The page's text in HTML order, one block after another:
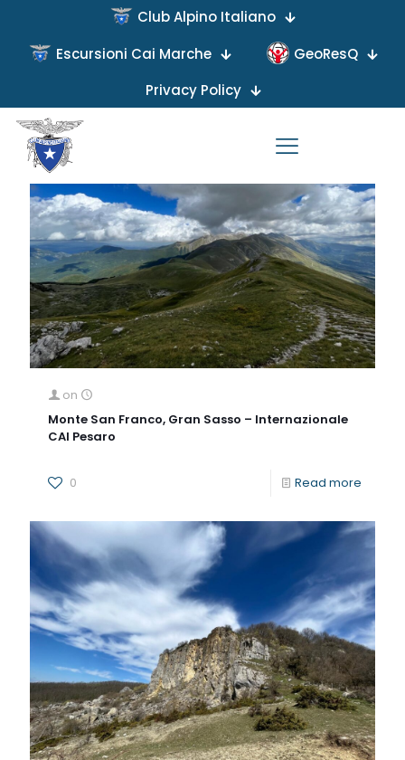
Club Alpino Italiano
Escursioni Cai Marche
GeoResQ
Privacy Policy
Categories Tags Authors Show all
on
Monte San Franco, Gran Sasso – Internazionale
CAI Pesaro
0 Read more